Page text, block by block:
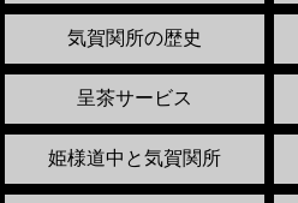
気賀関所の歴史
呈茶サービス
姫様道中と気賀関所